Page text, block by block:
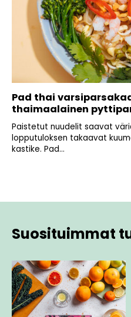
Pad thai
thaimaalainen
Paistetut nuudelit saavat
lopputuloksen takaavat
kastike. Pad...
Suosituimmat